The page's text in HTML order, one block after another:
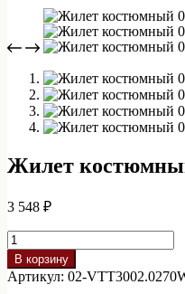
Жилет
3 548 ₽
Количество
товара
Жилет
костюмный
В корзину
Артикул: 02-